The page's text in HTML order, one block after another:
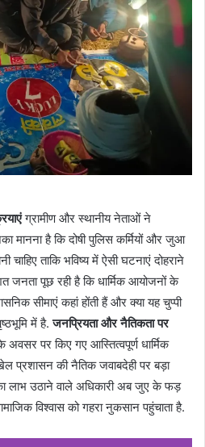
ग्रामीण और स्थानीय नेताओं ने
मानना है कि दोषी पुलिस कर्मियों और जुआ
चाहिए ताकि भविष्य में ऐसी घटनाएं दोहराने
पूछ रही है कि धार्मिक आयोजनों के
सीमाएं कहां होंती हैं और क्या यह चुप्पी
में है.जनप्रियता और नैतिकता पर
पर किए गए आस्तित्वपूर्ण धार्मिक
की नैतिक जवाबदेही पर बड़ा
लाभ उठाने वाले अधिकारी अब जुए के फड़
विश्वास को गहरा नुकसान पहुंचाता है.